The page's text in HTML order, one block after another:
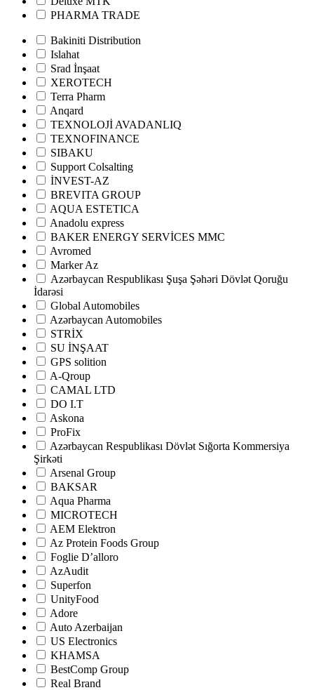
PHARMA TRADE
Bakiniti Distribution
Islahat
Srad İnşaat
XEROTECH
Terra Pharm
Anqard
TEXNOLOJİ AVADANLIQ
TEXNOFINANCE
SIBAKU
Support Colsalting
İNVEST-AZ
BREVITA GROUP
AQUA ESTETICA
Anadolu express
BAKER ENERGY SERVİCES MMC
Avromed
Marker Az
Аzərbaycan Respublikası Şuşa Şəhəri Dövlət Qoruğu
İdarəsi
Global Automobiles
Azərbaycan Automobiles
STRİX
SU İNŞAAT
GPS solition
A-Qroup
CAMAL LTD
DO I.T
Askona
ProFix
Azərbaycan Respublikası Dövlət Sığorta Kommersiya
Şirkəti
Arsenal Group
BAKSAR
Aqua Pharma
MICROTECH
AEM Elektron
Az Protein Foods Group
Foglie D’alloro
AzAudit
Superfon
UnityFood
Adore
Auto Azerbaijan
US Electronics
KHAMSA
BestComp Group
Real Brand